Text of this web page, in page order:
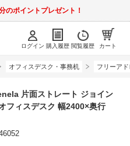
のポイントプレゼント！
ログイン 購入履歴 閲覧履歴 カート
オフィスデスク・事務机 フリーア
片面ストレート ジョイン
フィスデスク 幅2400×奥行